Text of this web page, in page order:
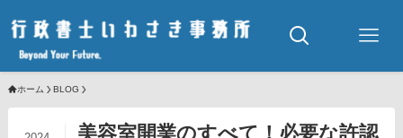
ホーム BLOG
美容室開業のすべて！必要な許認